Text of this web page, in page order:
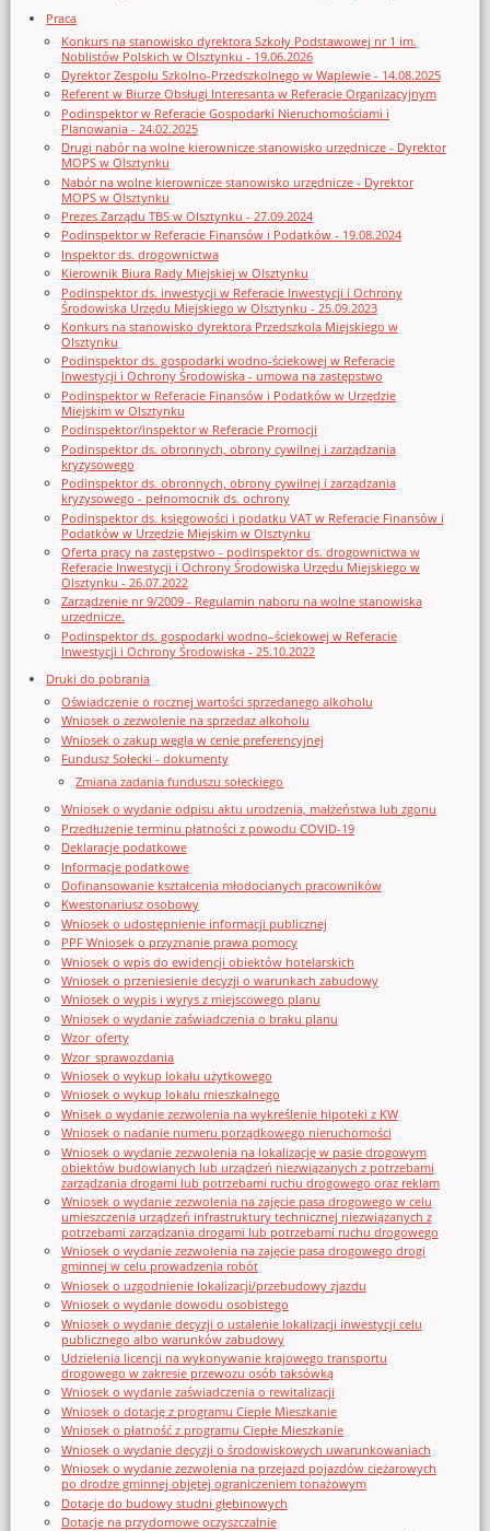
Praca
Konkurs na stanowisko dyrektora Szkoły Podstawowej nr 1 im.
Noblistów Polskich w Olsztynku - 19.06.2026
Dyrektor Zespołu Szkolno-Przedszkolnego w Waplewie - 14.08.2025
Referent w Biurze Obsługi Interesanta w Referacie Organizacyjnym
Podinspektor w Referacie Gospodarki Nieruchomościami i
Planowania - 24.02.2025
Drugi nabór na wolne kierownicze stanowisko urzędnicze - Dyrektor
MOPS w Olsztynku
Nabór na wolne kierownicze stanowisko urzędnicze - Dyrektor
MOPS w Olsztynku
Prezes Zarządu TBS w Olsztynku - 27.09.2024
Podinspektor w Referacie Finansów i Podatków - 19.08.2024
Inspektor ds. drogownictwa
Kierownik Biura Rady Miejskiej w Olsztynku
Podinspektor ds. inwestycji w Referacie Inwestycji i Ochrony
Środowiska Urzędu Miejskiego w Olsztynku - 25.09.2023
Konkurs na stanowisko dyrektora Przedszkola Miejskiego w
Olsztynku
Podinspektor ds. gospodarki wodno-ściekowej w Referacie
Inwestycji i Ochrony Środowiska - umowa na zastępstwo
Podinspektor w Referacie Finansów i Podatków w Urzędzie
Miejskim w Olsztynku
Podinspektor/inspektor w Referacie Promocji
Podinspektor ds. obronnych, obrony cywilnej i zarządzania
kryzysowego
Podinspektor ds. obronnych, obrony cywilnej i zarządzania
kryzysowego - pełnomocnik ds. ochrony
Podinspektor ds. księgowości i podatku VAT w Referacie Finansów i
Podatków w Urzędzie Miejskim w Olsztynku
Oferta pracy na zastępstwo - podinspektor ds. drogownictwa w
Referacie Inwestycji i Ochrony Środowiska Urzędu Miejskiego w
Olsztynku - 26.07.2022
Zarządzenie nr 9/2009 - Regulamin naboru na wolne stanowiska
urzędnicze.
Podinspektor ds. gospodarki wodno–ściekowej w Referacie
Inwestycji i Ochrony Środowiska - 25.10.2022
Druki do pobrania
Oświadczenie o rocznej wartości sprzedanego alkoholu
Wniosek o zezwolenie na sprzedaz alkoholu
Wniosek o zakup węgla w cenie preferencyjnej
Fundusz Sołecki - dokumenty
Zmiana zadania funduszu sołeckiego
Wniosek o wydanie odpisu aktu urodzenia, małżeństwa lub zgonu
Przedłużenie terminu płatności z powodu COVID-19
Deklaracje podatkowe
Informacje podatkowe
Dofinansowanie kształcenia młodocianych pracowników
Kwestonariusz osobowy
Wniosek o udostępnienie informacji publicznej
PPF Wniosek o przyznanie prawa pomocy
Wniosek o wpis do ewidencji obiektów hotelarskich
Wniosek o przeniesienie decyzji o warunkach zabudowy
Wniosek o wypis i wyrys z miejscowego planu
Wniosek o wydanie zaświadczenia o braku planu
Wzor_oferty
Wzor_sprawozdania
Wniosek o wykup lokalu użytkowego
Wniosek o wykup lokalu mieszkalnego
Wnisek o wydanie zezwolenia na wykreślenie hipoteki z KW
Wniosek o nadanie numeru porządkowego nieruchomości
Wniosek o wydanie zezwolenia na lokalizację w pasie drogowym
obiektów budowlanych lub urządzeń niezwiązanych z potrzebami
zarządzania drogami lub potrzebami ruchu drogowego oraz reklam
Wniosek o wydanie zezwolenia na zajęcie pasa drogowego w celu
umieszczenia urządzeń infrastruktury technicznej niezwiązanych z
potrzebami zarządzania drogami lub potrzebami ruchu drogowego
Wniosek o wydanie zezwolenia na zajęcie pasa drogowego drogi
gminnej w celu prowadzenia robót
Wniosek o uzgodnienie lokalizacji/przebudowy zjazdu
Wniosek o wydanie dowodu osobistego
Wniosek o wydanie decyzji o ustalenie lokalizacji inwestycji celu
publicznego albo warunków zabudowy
Udzielenia licencji na wykonywanie krajowego transportu
drogowego w zakresie przewozu osób taksówką
Wniosek o wydanie zaświadczenia o rewitalizacji
Wniosek o dotację z programu Ciepłe Mieszkanie
Wniosek o płatność z programu Ciepłe Mieszkanie
Wniosek o wydanie decyzji o środowiskowych uwarunkowaniach
Wniosek o wydanie zezwolenia na przejazd pojazdów ciężarowych
po drodze gminnej objętej ograniczeniem tonażowym
Dotacje do budowy studni głębinowych
Dotacje na przydomowe oczyszczalnie